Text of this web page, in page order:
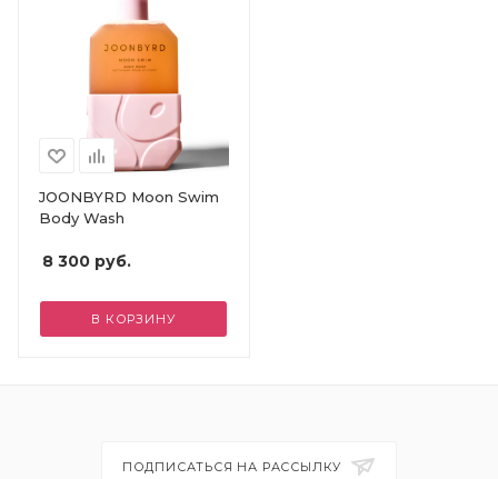
JOONBYRD Moon Swim
Body Wash
8 300 руб.
В КОРЗИНУ
ПОДПИСАТЬСЯ НА РАССЫЛКУ